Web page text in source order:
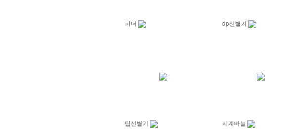
피더 dp선별기
팁선별기 시계바늘